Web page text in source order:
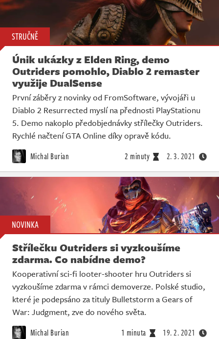
STRUČNĚ
Únik ukázky z Elden Ring, demo
Outriders pomohlo, Diablo 2 remaster
využije DualSense
První záběry z novinky od FromSoftware, vývojáři u
Diablo 2 Resurrected myslí na přednosti PlayStationu
5. Demo nakoplo předobjednávky střílečky Outriders.
Rychlé načtení GTA Online díky opravě kódu.
Michal Burian 2 minuty 2. 3. 2021
NOVINKA
Střílečku Outriders si vyzkoušíme
zdarma. Co nabídne demo?
Kooperativní sci-fi looter-shooter hru Outriders si
vyzkoušíme zdarma v rámci demoverze. Polské studio,
které je podepsáno za tituly Bulletstorm a Gears of
War: Judgment, zve do nového světa.
Michal Burian 1 minuta 19. 2. 2021